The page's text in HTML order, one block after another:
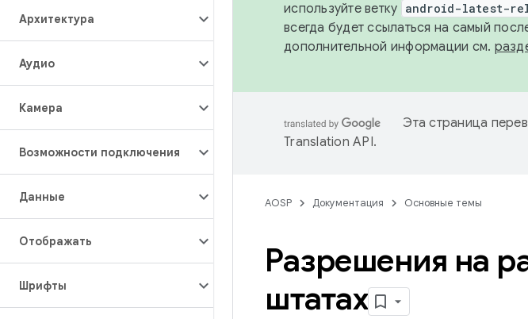
Архитектура
Аудио
Камера
Возможности подключения
Данные
Отображать
Шрифты
используйте ветку android-latest-
всегда будет ссылаться на самый
дополнительной информации см.
Эта страница
Translation API.
AOSP Документация Основные темы
Разрешения на
штатах